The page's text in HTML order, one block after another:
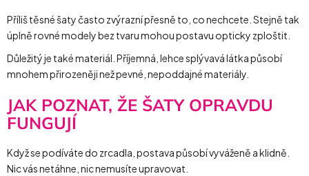
Příliš těsné šaty často zvýrazní přesně to, co nechcete. Stejně tak
úplně rovné modely bez tvaru mohou postavu opticky zploštit.
Důležitý je také materiál. Příjemná, lehce splývavá látka působí
mnohem přirozeněji než pevné, nepoddajné materiály.
JAK POZNAT, ŽE ŠATY OPRAVDU
FUNGUJÍ
Když se podíváte do zrcadla, postava působí vyváženě a klidně.
Nic vás netáhne, nic nemusíte upravovat.